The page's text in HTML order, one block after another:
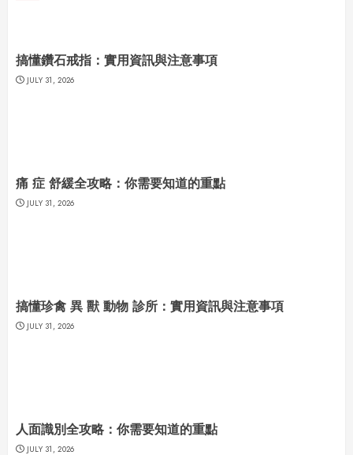
搞懂鑽石戒指：實用資訊與注意事項
JULY 31, 2026
痛 症 舒緩全攻略：你需要知道的重點
JULY 31, 2026
搞懂珍禽 異 獸 動物 診所：實用資訊與注意事項
JULY 31, 2026
人面識別全攻略：你需要知道的重點
JULY 31, 2026